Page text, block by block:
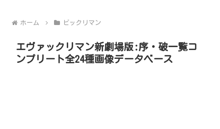
ホーム ビックリマン
エヴァックリマン新劇場版:序・破一覧コ
ンプリート全24種画像データベース